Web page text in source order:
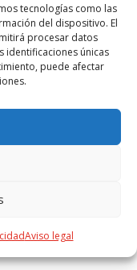
tecnologías como las
del dispositivo. El
procesar datos
identificaciones únicas
puede afectar
Aviso legal